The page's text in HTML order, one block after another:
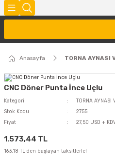
Anasayfa TORNA AYNASI
CNC Döner Punta İnce Uçlu
Kategori
TORNA AYNASI
Stok Kodu
2755
Fiyat
27,50 USD +
1.573,44 TL
163,18 TL den başlayan taksitlerle!